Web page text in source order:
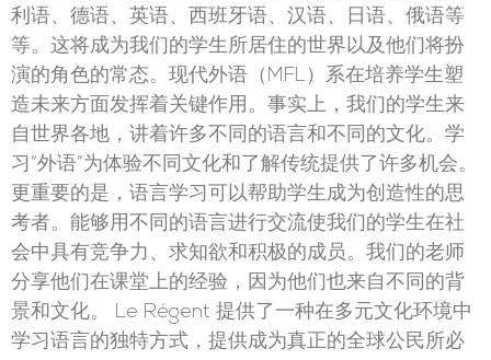
利语、德语、英语、西班牙语、汉语、日语、俄语等
等。这将成为我们的学生所居住的世界以及他们将扮
演的角色的常态。现代外语（MFL）系在培养学生塑
造未来方面发挥着关键作用。事实上，我们的学生来
自世界各地，讲着许多不同的语言和不同的文化。学
习“外语”为体验不同文化和了解传统提供了许多机会。
更重要的是，语言学习可以帮助学生成为创造性的思
考者。能够用不同的语言进行交流使我们的学生在社
会中具有竞争力、求知欲和积极的成员。我们的老师
分享他们在课堂上的经验，因为他们也来自不同的背
景和文化。 Le Régent 提供了一种在多元文化环境中
学习语言的独特方式，提供成为真正的全球公民所必